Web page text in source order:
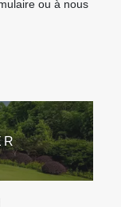
ou à nous